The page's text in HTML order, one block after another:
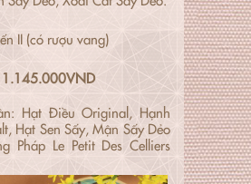
II (có rượu vang)
1.145.000VND
Hạt Điều Original, Hạnh
Hạt Sen Sấy, Mận Sấy Dẻo
Pháp Le Petit Des Celliers